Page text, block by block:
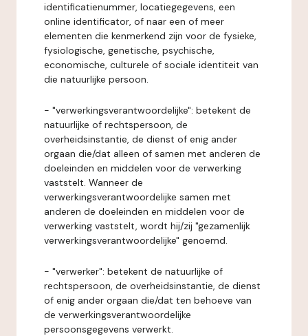
identificatienummer, locatiegegevens, een
online identificator, of naar een of meer
elementen die kenmerkend zijn voor de fysieke,
fysiologische, genetische, psychische,
economische, culturele of sociale identiteit van
die natuurlijke persoon.
- "verwerkingsverantwoordelijke": betekent de
natuurlijke of rechtspersoon, de
overheidsinstantie, de dienst of enig ander
orgaan die/dat alleen of samen met anderen de
doeleinden en middelen voor de verwerking
vaststelt. Wanneer de
verwerkingsverantwoordelijke samen met
anderen de doeleinden en middelen voor de
verwerking vaststelt, wordt hij/zij "gezamenlijk
verwerkingsverantwoordelijke" genoemd.
- "verwerker": betekent de natuurlijke of
rechtspersoon, de overheidsinstantie, de dienst
of enig ander orgaan die/dat ten behoeve van
de verwerkingsverantwoordelijke
persoonsgegevens verwerkt.